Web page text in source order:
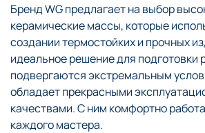
Бренд WG предлагает на выбор
керамические массы, которые
создании термостойких и прочных
идеальное решение для подготовки
подвергаются экстремальным
обладает прекрасными
качествами. С ним комфортно
каждого мастера.